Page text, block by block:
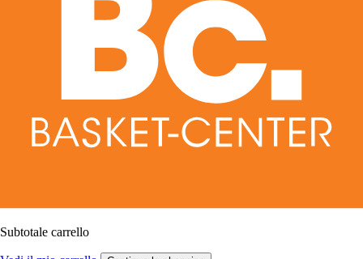
Subtotale carrello